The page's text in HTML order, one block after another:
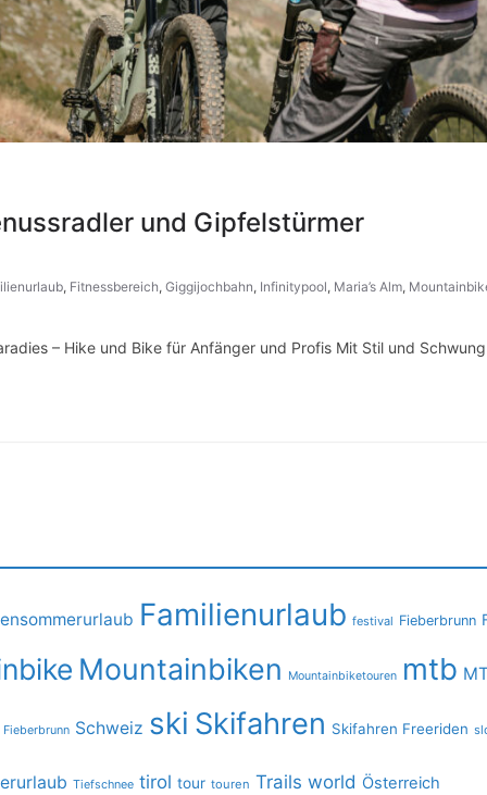
und Gipfelstürmer
, Fitnessbereich, Giggijochbahn, Infinitypool, Maria’s Alm,
– Hike und Bike für Anfänger und Profis Mit Stil und
Familienurlaub festival Fieberbrunn
Mountainbiken Mountainbiketouren mtb
Schweiz ski Skifahren Skifahren Freeriden
Tiefschnee tirol tour touren Trails world Österreich